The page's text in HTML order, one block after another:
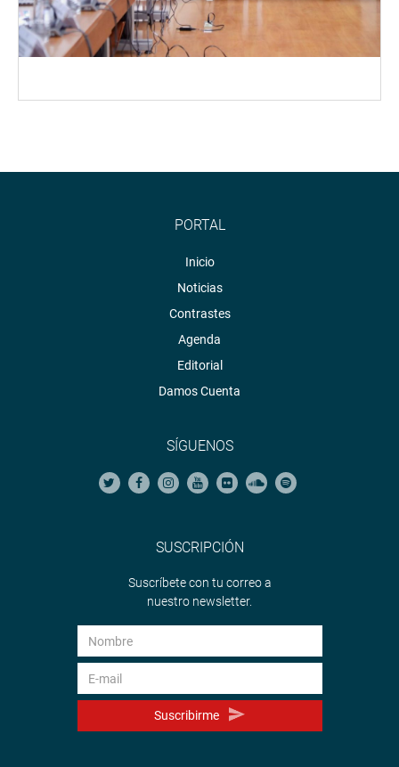
PORTAL
Inicio
Noticias
Contrastes
Agenda
Editorial
Damos Cuenta
SÍGUENOS
SUSCRIPCIÓN
Suscríbete con tu correo a
nuestro newsletter.
Suscribirme